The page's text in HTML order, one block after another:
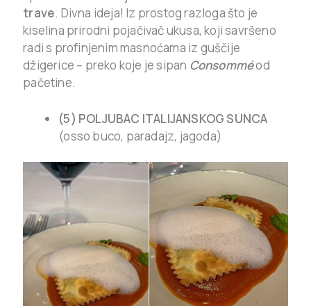
trave. Divna ideja! Iz prostog razloga što je
kiselina prirodni pojačivač ukusa, koji savršeno
radi s profinjenim masnoćama iz guščije
džigerice – preko koje je sipan Consomméod
pačetine.
(5) POLJUBAC ITALIJANSKOG SUNCA
(osso buco, paradajz, jagoda)